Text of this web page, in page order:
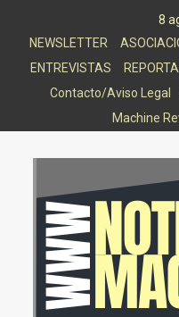
8
NEWSLETTER
ENTREVISTAS
Contacto/Aviso Legal
Machine